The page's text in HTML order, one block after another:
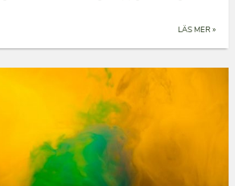
LÄS MER »